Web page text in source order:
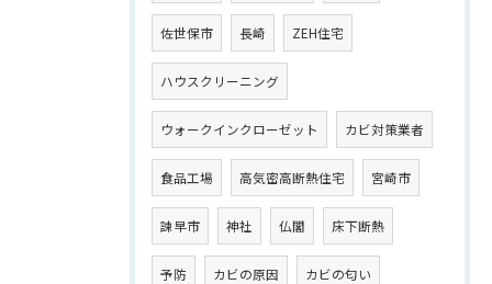
佐世保市 長崎 ZEH住宅
ハウスクリーニング
ウォークインクローゼット カビ対策業者
食品工場 高気密高断熱住宅 宮崎市
諫早市 神社 仏閣 床下断熱
予防 カビの原因 カビの匂い